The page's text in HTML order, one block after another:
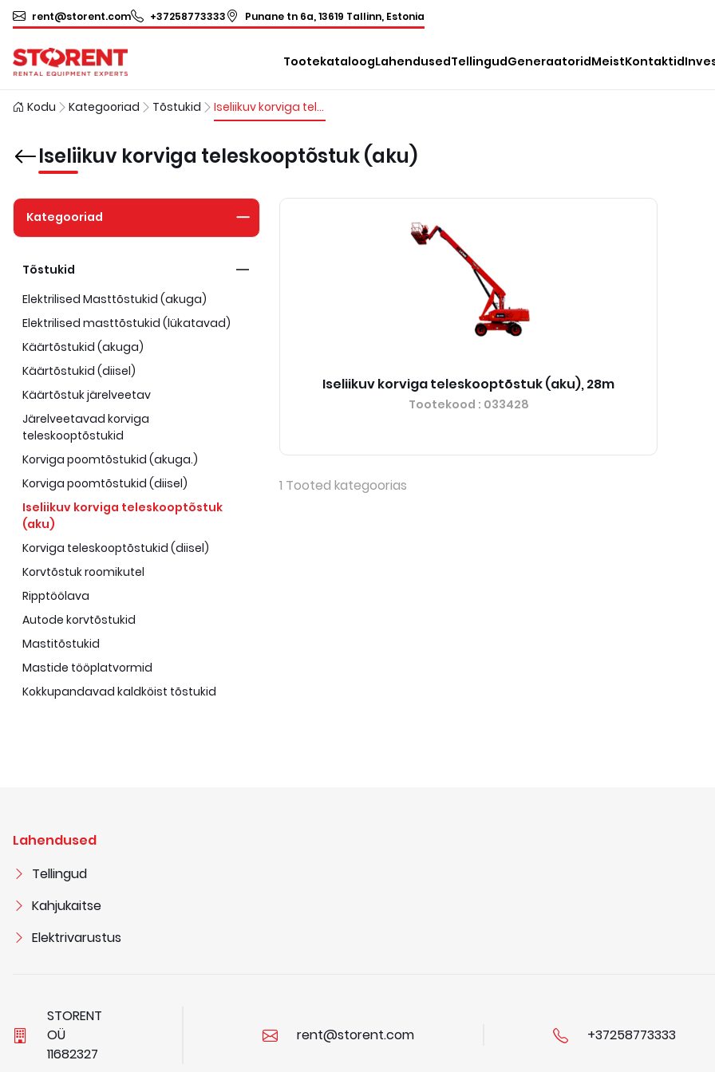
rent@storent.com +37258773333 Punane tn 6a, 13619 Tallinn, Estonia
TootekataloogLahendusedTellingudGeneraatoridMeistKontaktid
Kodu Kategooriad Tõstukid Iseliikuv korviga teleskooptõstuk (aku)
Iseliikuv korviga teleskooptõstuk (aku)
Kategooriad
Tõstukid
Elektrilised Masttõstukid (akuga)
Elektrilised masttõstukid (lükatavad)
Käärtõstukid (akuga)
Käärtõstukid (diisel)
Käärtõstuk järelveetav
Järelveetavad korviga
teleskooptõstukid
Korviga poomtõstukid (akuga.)
Korviga poomtõstukid (diisel)
Iseliikuv korviga teleskooptõstuk
(aku)
Korviga teleskooptõstukid (diisel)
Korvtõstuk roomikutel
Ripptöölava
Autode korvtõstukid
Mastitõstukid
Mastide tööplatvormid
Kokkupandavad kaldköist tõstukid
Iseliikuv korviga teleskooptõstuk (aku), 28m
Tootekood : 033428
1 Tooted kategoorias
Lahendused
Tellingud
Kahjukaitse
Elektrivarustus
STORENT
OÜ
11682327
rent@storent.com +37258773333